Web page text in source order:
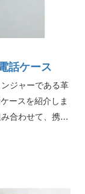
話ケース
ジャーである革
ースを紹介しま
合わせて、携帯
ン携帯電話の吸